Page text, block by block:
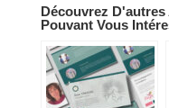
Découvrez
Pouvant Vous